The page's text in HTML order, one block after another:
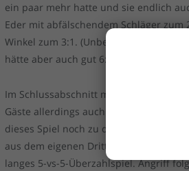
ein paar mehr hatte und sie endlich
Eder mit abfälschendem Schläger zum
Winkel zum 3:1. (Unbedingt
hätte aber auch gut 6:3 stehen dürfen.
Im Schlussabschnitt machte sich die
Gäste allerdings auch ein Höllentempo
dieses Spiel noch zu drehen. Für sie
aus dem eigenen Drittel, schon gleich
langes 5-vs-5-Überzahlspiel. Angriff